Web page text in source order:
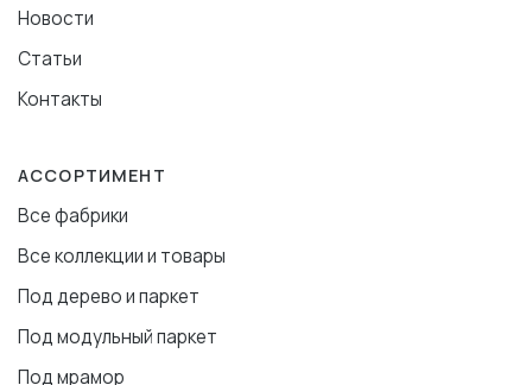
Новости
Статьи
Контакты
АССОРТИМЕНТ
Все фабрики
Все коллекции и товары
Под дерево и паркет
Под модульный паркет
Под мрамор